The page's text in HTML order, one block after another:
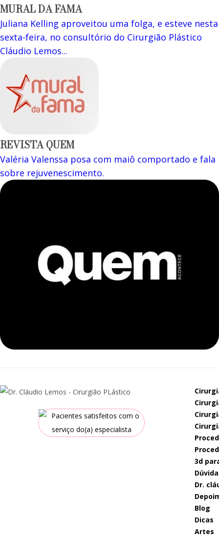
MURAL DA FAMA
Juliana Kelling aproveitou uma folga, e esteve nesta
sexta-feira, no consultório do Cirurgião Plástico
Cláudio Lemos...
REVISTA QUEM
Valéria Valenssa posa com maiô comportado e fala
sobre rejuvenescimento.
3d
dr.
blog
dicas
artes